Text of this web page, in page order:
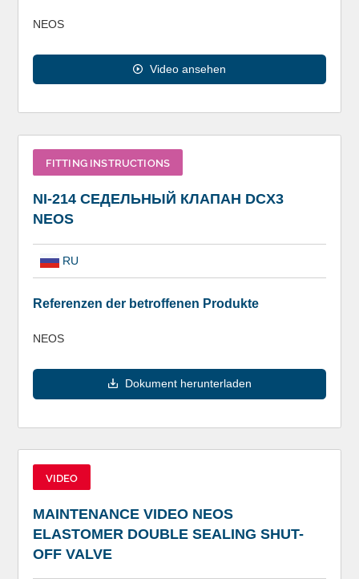
NEOS
Video ansehen
FITTING INSTRUCTIONS
NI-214 СЕДЕЛЬНЫЙ КЛАПАН DCX3
NEOS
RU
Referenzen der betroffenen Produkte
NEOS
Dokument herunterladen
VIDEO
MAINTENANCE VIDEO NEOS
ELASTOMER DOUBLE SEALING SHUT-
OFF VALVE